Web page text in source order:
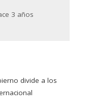
3 años
divide a los